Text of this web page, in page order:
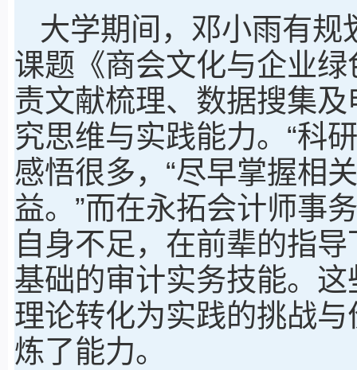
大学期间，邓小雨有
课题《商会文化与企业
责文献梳理、数据搜集
究思维与实践能力。“科
感悟很多，“尽早掌握相
益。”而在永拓会计师事
自身不足，在前辈的指
基础的审计实务技能。
理论转化为实践的挑战
炼了能力。